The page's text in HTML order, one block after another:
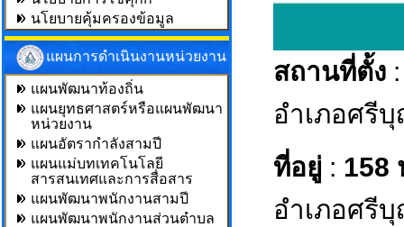
นโยบายคุ้มครองข้อมูล
แผนการดำเนินงานหน่วยงาน
แผนพัฒนาท้องถิ่น
แผนยุทธศาสตร์หรือแผนพัฒนา
หน่วยงาน
แผนอัตรากำลังสามปี
แผนแม่บทเทคโนโลยี
สารสนเทศและการสื่อสาร
แผนพัฒนาพนักงานสามปี
แผนพัฒนาพนักงานส่วนตำบล
สถานที่ตั้ง
อำเภอศรี
ที่อยู่ : 158
อำเภอศรี